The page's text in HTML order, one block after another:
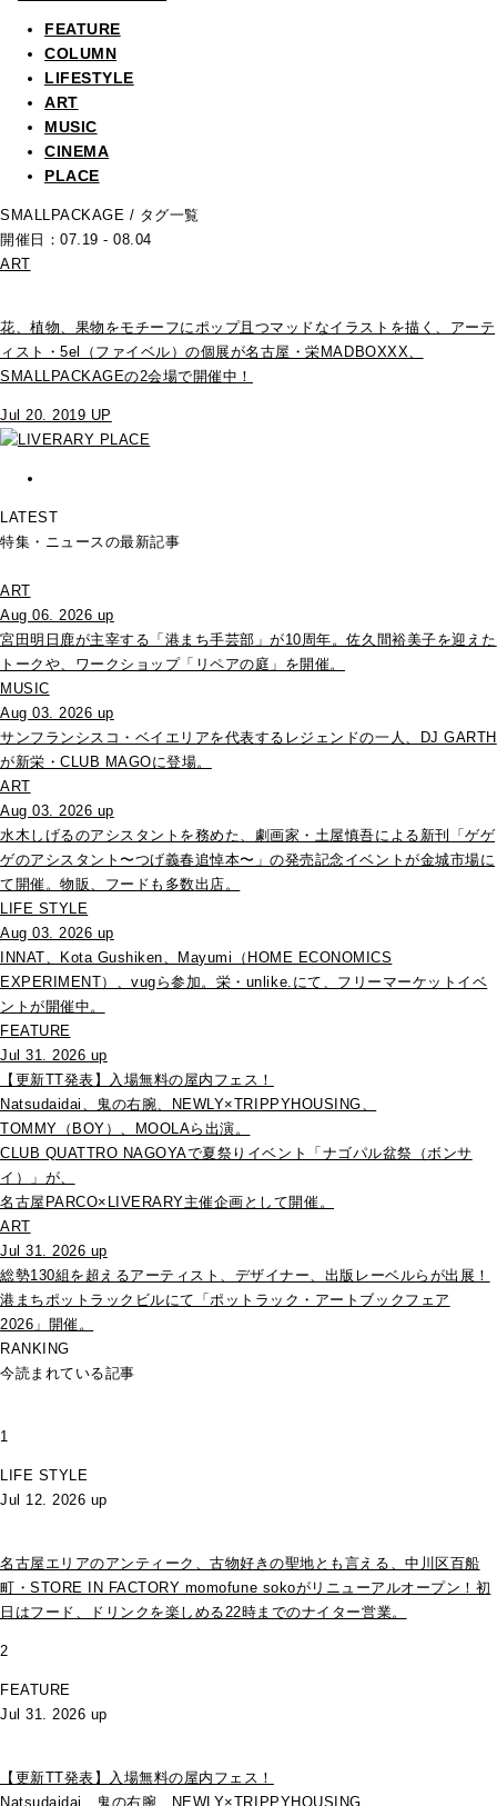
FEATURE
COLUMN
LIFESTYLE
ART
MUSIC
CINEMA
PLACE
SMALLPACKAGE / タグ一覧
開催日：07.19 - 08.04
ART
花、植物、果物をモチーフにポップ且つマッドなイラストを描く、アーテ
ィスト・5el（ファイベル）の個展が名古屋・栄MADBOXXX、
SMALLPACKAGEの2会場で開催中！
Jul 20. 2019 UP
LATEST
特集・ニュースの最新記事
ART
Aug 06. 2026 up
宮田明日鹿が主宰する「港まち手芸部」が10周年。佐久間裕美子を迎えた
トークや、ワークショップ「リペアの庭」を開催。
MUSIC
Aug 03. 2026 up
サンフランシスコ・ベイエリアを代表するレジェンドの一人、DJ GARTH
が新栄・CLUB MAGOに登場。
ART
Aug 03. 2026 up
水木しげるのアシスタントを務めた、劇画家・土屋慎吾による新刊「ゲゲ
ゲのアシスタント〜つげ義春追悼本〜」の発売記念イベントが金城市場に
て開催。物販、フードも多数出店。
LIFE STYLE
Aug 03. 2026 up
INNAT、Kota Gushiken、Mayumi（HOME ECONOMICS
EXPERIMENT）、vugら参加。栄・unlike.にて、フリーマーケットイベ
ントが開催中。
FEATURE
Jul 31. 2026 up
【更新TT発表】入場無料の屋内フェス！
Natsudaidai、鬼の右腕、NEWLY×TRIPPYHOUSING、
TOMMY（BOY）、MOOLAら出演。
CLUB QUATTRO NAGOYAで夏祭りイベント「ナゴパル盆祭（ボンサ
イ）」が、
名古屋PARCO×LIVERARY主催企画として開催。
ART
Jul 31. 2026 up
総勢130組を超えるアーティスト、デザイナー、出版レーベルらが出展！
港まちポットラックビルにて「ポットラック・アートブックフェア
2026」開催。
RANKING
今読まれている記事
1
LIFE STYLE
Jul 12. 2026 up
名古屋エリアのアンティーク、古物好きの聖地とも言える、中川区百船
町・STORE IN FACTORY momofune sokoがリニューアルオープン！初
日はフード、ドリンクを楽しめる22時までのナイター営業。
2
FEATURE
Jul 31. 2026 up
【更新TT発表】入場無料の屋内フェス！
Natsudaidai、鬼の右腕、NEWLY×TRIPPYHOUSING、